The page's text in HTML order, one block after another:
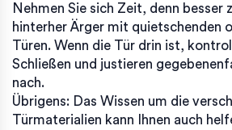
Nehmen Sie sich Zeit, denn besser
hinterher Ärger mit quietschenden
Türen. Wenn die Tür drin ist,
Schließen und justieren
nach.
Übrigens: Das Wissen um die
Türmaterialien kann Ihnen auch